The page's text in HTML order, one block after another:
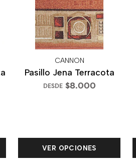
CANNON
Pasillo Jena Terracota
DESDE $8.000
VER OPCIONES